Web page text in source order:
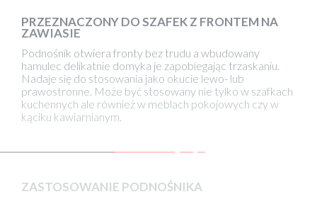
PRZEZNACZONY DO SZAFEK Z FRONTEM NA
ZAWIASIE
Podnośnik otwiera fronty bez trudu a wbudowany
hamulec delikatnie domyka je zapobiegając trzaskaniu.
Nadaje się do stosowania jako okucie lewo- lub
prawostronne. Może być stosowany nie tylko w szafkach
kuchennych ale również w meblach pokojowych czy w
kąciku kawiarnianym.
ZASTOSOWANIE PODNOŚNIKA